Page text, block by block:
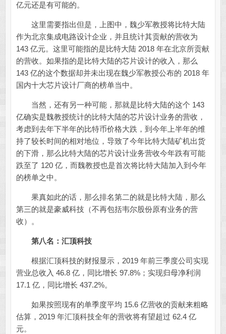
亿元还是有可能的。
这里需要指出但是，上图中，魏少军教授将比特大陆
作为北京集成电路设计企业，并且统计其贡献的营收为
143 亿元。这里可能指的是比特大陆 2018 年在北京所贡献
的营收。如果指的是比特大陆的芯片设计的收入，那么
143 亿的这个数据却并未出现在魏少军教授公布的 2018 年
国内十大芯片设计厂商的榜单当中。
当然，还有另一种可能，那就是比特大陆的这个 143
亿确实是魏教授统计的比特大陆的芯片设计业务的营收，
考虑到去年下半年的比特币价格大跌，到今年上半年的维
持了较长时间的相对地位，导致了今年比特大陆矿机出货
的下滑，那么比特大陆的芯片设计业务营收今年跌有可能
跌至了 120 亿，而魏教授也是首次将比特大陆加入到今年
的榜单之中。
果真如此的话，那么排名第二的就是比特大陆，那么
第三的就是豪威科技（不再包括韦尔股份原有业务的营
收）。
第八名： 汇顶科技
根据汇顶科技的财报显示，2019 年前三季度公司实现
营业总收入 46.8 亿，同比增长 97.8%；实现归母净利润
17.1 亿，同比增长 437.2%。
如果按照现有的单季度平均 15.6 亿营收的贡献来粗略
估算，2019 年汇顶科技全年的营收将有望超过 62.4 亿
元。